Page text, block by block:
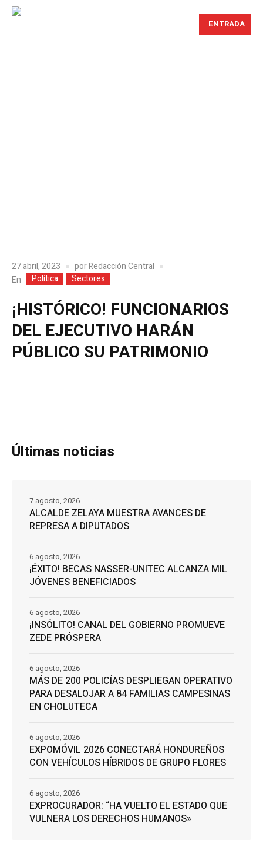
ENTRADA
27 abril, 2023 porRedacción Central
En
Política Sectores
¡HISTÓRICO! FUNCIONARIOS
DEL EJECUTIVO HARÁN
PÚBLICO SU PATRIMONIO
Últimas noticias
ALCALDE ZELAYA MUESTRA AVANCES DE
REPRESA A DIPUTADOS
7 agosto, 2026
¡ÉXITO! BECAS NASSER-UNITEC ALCANZA MIL
JÓVENES BENEFICIADOS
6 agosto, 2026
¡INSÓLITO! CANAL DEL GOBIERNO PROMUEVE
ZEDE PRÓSPERA
6 agosto, 2026
MÁS DE 200 POLICÍAS DESPLIEGAN OPERATIVO
PARA DESALOJAR A 84 FAMILIAS CAMPESINAS
EN CHOLUTECA
6 agosto, 2026
EXPOMÓVIL 2026 CONECTARÁ HONDUREÑOS
CON VEHÍCULOS HÍBRIDOS DE GRUPO FLORES
6 agosto, 2026
EXPROCURADOR: “HA VUELTO EL ESTADO QUE
VULNERA LOS DERECHOS HUMANOS»
6 agosto, 2026